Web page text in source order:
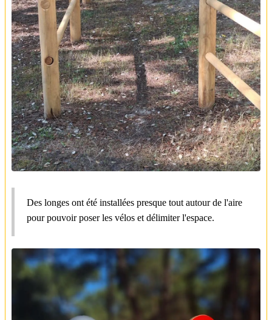
Des longes ont été installées presque tout autour de l'aire
pour pouvoir poser les vélos et délimiter l'espace.